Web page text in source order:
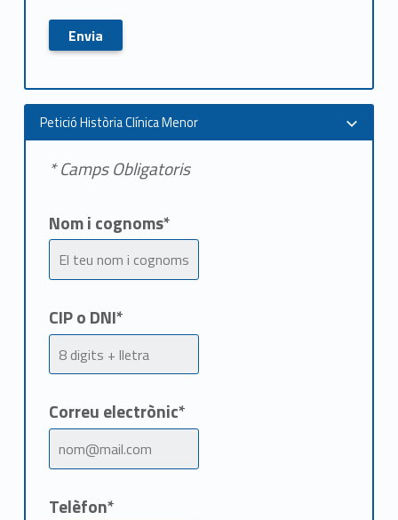
Petició Història Clínica Menor
* Camps Obligatoris
Nom i cognoms*
CIP o DNI*
Correu electrònic*
Telèfon*